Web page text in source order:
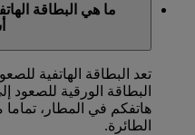
ما هي البطاقة
تعد البطاقة الهاتفية
البطاقة الورقية للصعود
هاتفكم في المطار،
الطائرة.